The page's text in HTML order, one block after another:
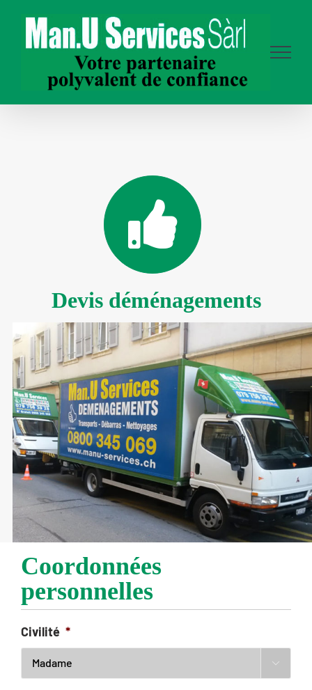
contenu
Devis déménagements
Coordonnées
personnelles
Civilité *
